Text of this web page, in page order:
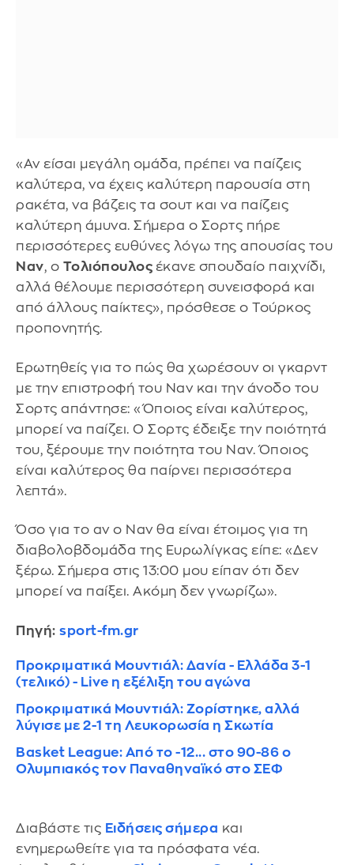
«Αν είσαι μεγάλη ομάδα, πρέπει να παίζεις
καλύτερα, να έχεις καλύτερη παρουσία στη
ρακέτα, να βάζεις τα σουτ και να παίζεις
καλύτερη άμυνα. Σήμερα ο Σορτς πήρε
περισσότερες ευθύνες λόγω της απουσίας του
Ναν, ο Τολιόπουλος έκανε σπουδαίο παιχνίδι,
αλλά θέλουμε περισσότερη συνεισφορά και
από άλλους παίκτες», πρόσθεσε ο Τούρκος
προπονητής.
Ερωτηθείς για το πώς θα χωρέσουν οι γκαρντ
με την επιστροφή του Ναν και την άνοδο του
Σορτς απάντησε: «Όποιος είναι καλύτερος,
μπορεί να παίζει. Ο Σορτς έδειξε την ποιότητά
του, ξέρουμε την ποιότητα του Ναν. Όποιος
είναι καλύτερος θα παίρνει περισσότερα
λεπτά».
Όσο για το αν ο Ναν θα είναι έτοιμος για τη
διαβολοβδομάδα της Ευρωλίγκας είπε: «Δεν
ξέρω. Σήμερα στις 13:00 μου είπαν ότι δεν
μπορεί να παίξει. Ακόμη δεν γνωρίζω».
Πηγή: sport-fm.gr
Προκριματικά Μουντιάλ: Δανία - Ελλάδα 3-1
(τελικό) - Live η εξέλιξη του αγώνα
Προκριματικά Μουντιάλ: Ζορίστηκε, αλλά
λύγισε με 2-1 τη Λευκορωσία η Σκωτία
Basket League: Από το -12... στο 90-86 ο
Ολυμπιακός τον Παναθηναϊκό στο ΣΕΦ
Διαβάστε τις Ειδήσεις σήμερα και
ενημερωθείτε για τα πρόσφατα νέα.